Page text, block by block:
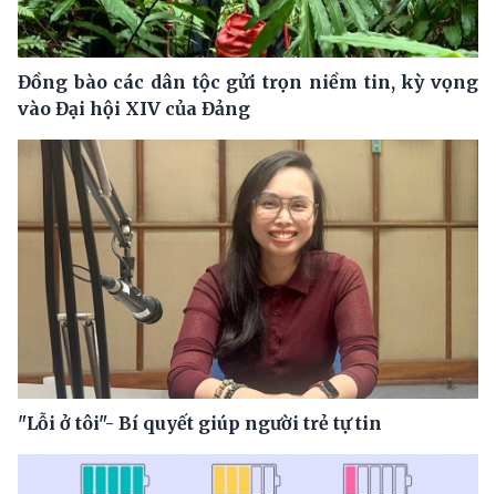
Đồng bào các dân tộc gửi trọn niềm tin, kỳ vọng
vào Đại hội XIV của Đảng
"Lỗi ở tôi"- Bí quyết giúp người trẻ tự tin